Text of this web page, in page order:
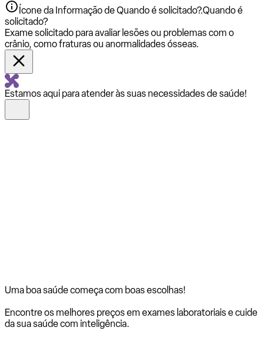
Ícone da Informação de Quando é solicitado?.Quando é
solicitado?
Exame solicitado para avaliar lesões ou problemas com o
crânio, como fraturas ou anormalidades ósseas.
Estamos aqui para atender às suas necessidades de saúde!
Uma boa saúde começa com boas escolhas!
Encontre os melhores preços em exames laboratoriais e cuide
da sua saúde com inteligência.